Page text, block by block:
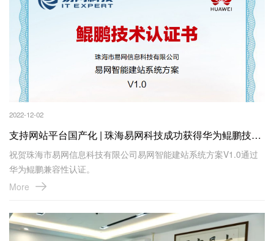
2022-12-02
支持网站平台国产化 | 珠海易网科技成功获得华为鲲鹏技术认证书！
祝贺珠海市易网信息科技有限公司易网智能建站系统方案V1.0通过
华为鲲鹏兼容性认证。
More